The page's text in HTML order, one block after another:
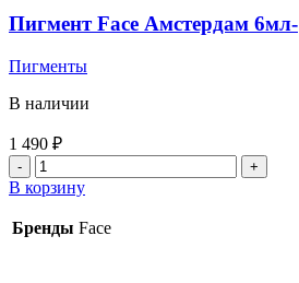
черный)
12мл.
Пигмент Face Амстердам 6мл-
Пигменты
В наличии
1 490 ₽
Количество
товара
Face
Амстердам
В корзину
Бренды Face